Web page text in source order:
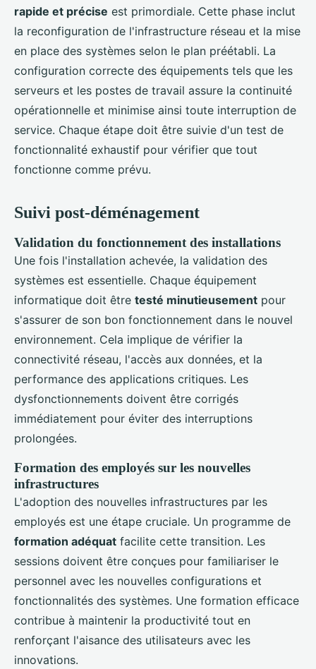
rapide et précise est primordiale. Cette phase inclut
la reconfiguration de l'infrastructure réseau et la mise
en place des systèmes selon le plan préétabli. La
configuration correcte des équipements tels que les
serveurs et les postes de travail assure la continuité
opérationnelle et minimise ainsi toute interruption de
service. Chaque étape doit être suivie d'un test de
fonctionnalité exhaustif pour vérifier que tout
fonctionne comme prévu.
Suivi post-déménagement
Validation du fonctionnement des installations
Une fois l'installation achevée, la validation des
systèmes est essentielle. Chaque équipement
informatique doit être testé minutieusement pour
s'assurer de son bon fonctionnement dans le nouvel
environnement. Cela implique de vérifier la
connectivité réseau, l'accès aux données, et la
performance des applications critiques. Les
dysfonctionnements doivent être corrigés
immédiatement pour éviter des interruptions
prolongées.
Formation des employés sur les nouvelles
infrastructures
L'adoption des nouvelles infrastructures par les
employés est une étape cruciale. Un programme de
formation adéquat facilite cette transition. Les
sessions doivent être conçues pour familiariser le
personnel avec les nouvelles configurations et
fonctionnalités des systèmes. Une formation efficace
contribue à maintenir la productivité tout en
renforçant l'aisance des utilisateurs avec les
innovations.